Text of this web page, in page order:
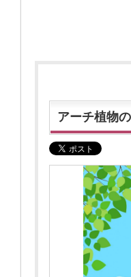
アーチ植物